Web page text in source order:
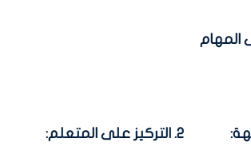
المهام
2. التركيز على المتعلم: